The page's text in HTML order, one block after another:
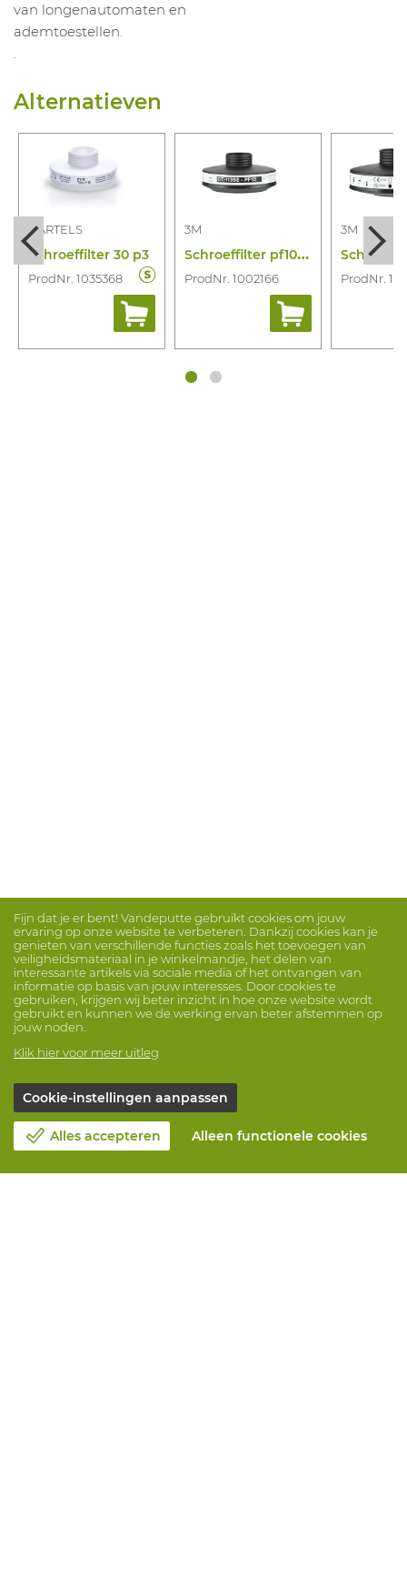
van longenautomaten en
ademtoestellen.
.
Alternatieven
BARTELS
Schroeffilter 30 p3
ProdNr. 1035368
3M
S
chroeffilter pf10 p3 r (pro 2000)
ProdNr. 1002166
3M
ProdNr.
Fijn dat je er bent! Vandeputte gebruikt cookies om jouw
ervaring op onze website te verbeteren. Dankzij cookies kan je
genieten van verschillende functies zoals het toevoegen van
veiligheidsmateriaal in je winkelmandje, het delen van
interessante artikels via sociale media of het ontvangen van
informatie op basis van jouw interesses. Door cookies te
gebruiken, krijgen wij beter inzicht in hoe onze website wordt
gebruikt en kunnen we de werking ervan beter afstemmen op
jouw noden.
Klik hier voor meer uitleg
Cookie-instellingen aanpassen
Alles accepteren Alleen functionele cookies